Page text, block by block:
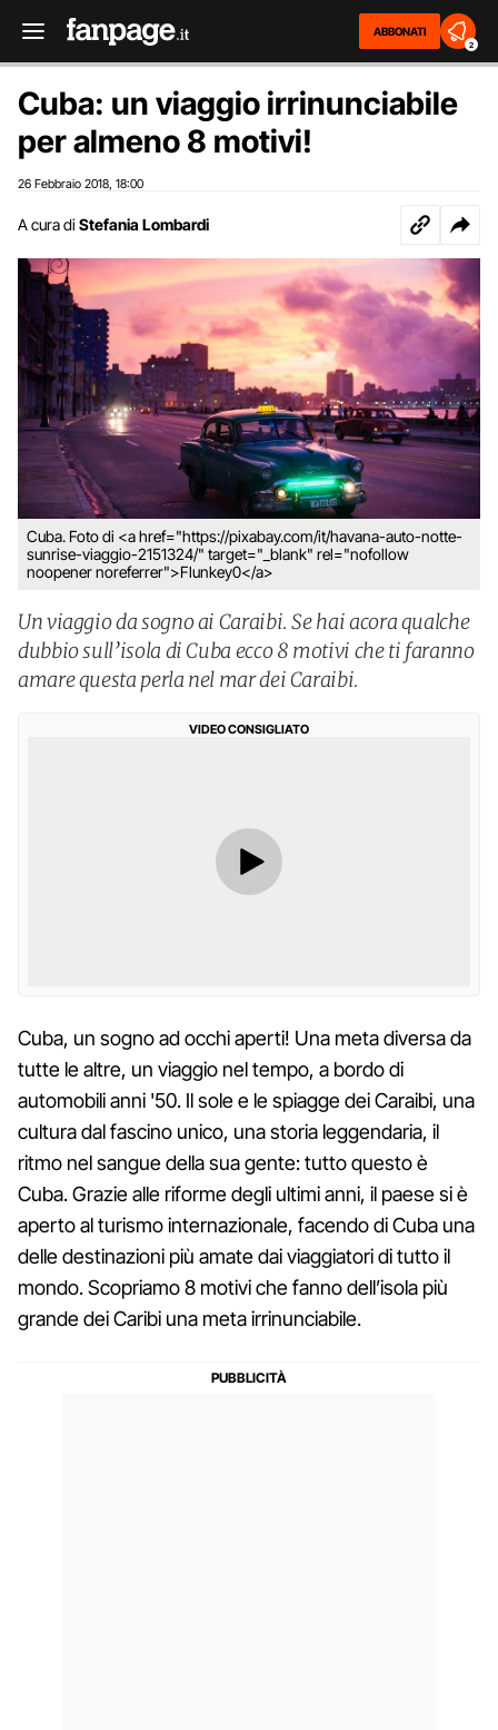
ABBONATI
2
Cuba: un viaggio irrinunciabile
per almeno 8 motivi!
26 Febbraio 2018 18:00
A cura di Stefania Lombardi
Cuba. Foto di <a href="https://pixabay.com/it/havana-auto-notte-
sunrise-viaggio-2151324/" target="_blank" rel="nofollow
noopener noreferrer">Flunkey0</a>
Un viaggio da sogno ai Caraibi. Se hai acora qualche
dubbio sull’isola di Cuba ecco 8 motivi che ti faranno
amare questa perla nel mar dei Caraibi.
VIDEO CONSIGLIATO
Cuba, un sogno ad occhi aperti! Una meta diversa da
tutte le altre, un viaggio nel tempo, a bordo di
automobili anni '50. Il sole e le spiagge dei Caraibi, una
cultura dal fascino unico, una storia leggendaria, il
ritmo nel sangue della sua gente: tutto questo è
Cuba. Grazie alle riforme degli ultimi anni, il paese si è
aperto al turismo internazionale, facendo di Cuba una
delle destinazioni più amate dai viaggiatori di tutto il
mondo. Scopriamo 8 motivi che fanno dell’isola più
grande dei Caribi una meta irrinunciabile.